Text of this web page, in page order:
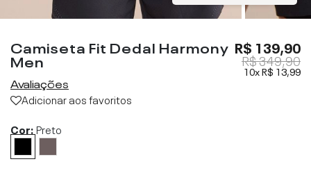
Camiseta Fit Dedal Harmony
Men
Avaliações
Adicionar aos favoritos
R$ 139,90
R$ 349,90
10xR$ 13,99
Cor:Preto